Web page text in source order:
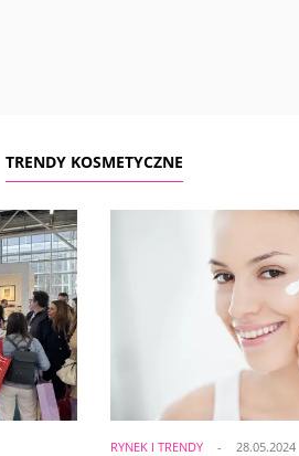
TRENDY KOSMETYCZNE
RYNEK I TRENDY 28.05.2024